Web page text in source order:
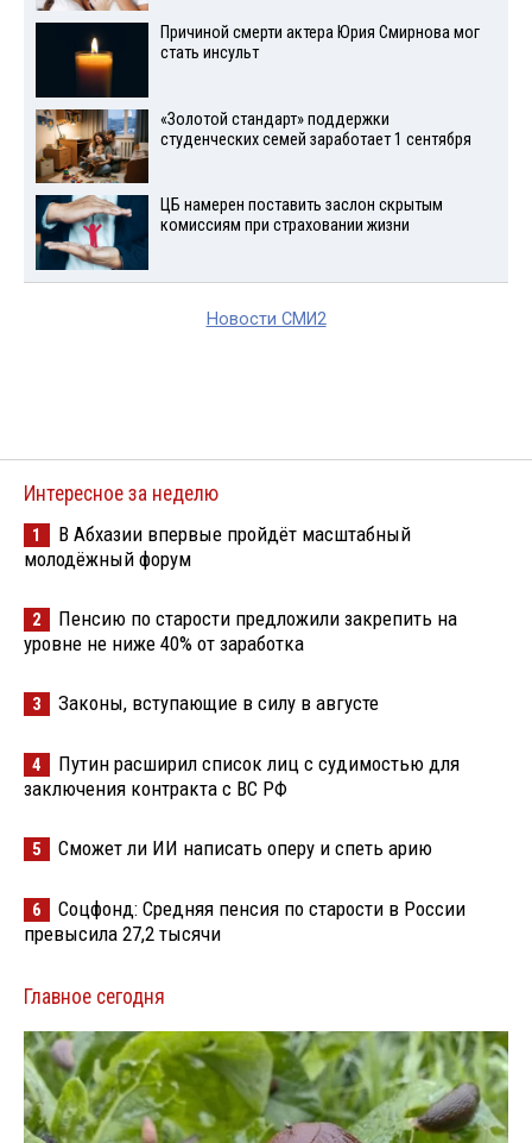
Причиной смерти актера Юрия Смирнова мог
стать инсульт
«Золотой стандарт» поддержки
студенческих семей заработает 1 сентября
ЦБ намерен поставить заслон скрытым
комиссиям при страховании жизни
Новости СМИ2
Интересное за неделю
1
В Абхазии впервые пройдёт масштабный
молодёжный форум
2
Пенсию по старости предложили закрепить на
уровне не ниже 40% от заработка
3 Законы, вступающие в силу в августе
4
Путин расширил список лиц с судимостью для
заключения контракта с ВС РФ
5 Сможет ли ИИ написать оперу и спеть арию
6
Соцфонд: Средняя пенсия по старости в России
превысила 27,2 тысячи
Главное сегодня